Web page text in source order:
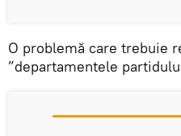
O problemă care trebuie
”departamentele